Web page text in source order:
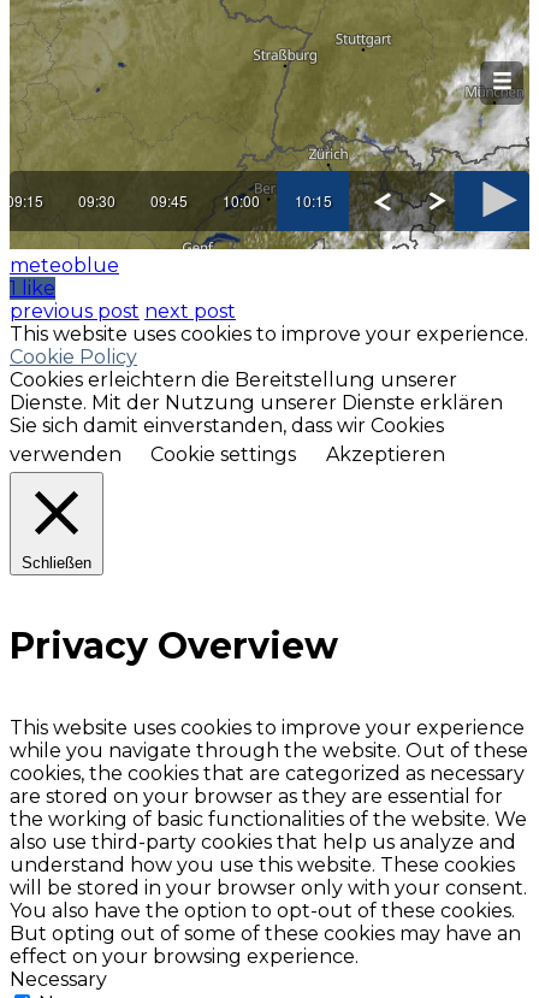
meteoblue
1 like
previous post next post
This website uses cookies to improve your experience.
Cookie Policy
Cookies erleichtern die Bereitstellung unserer
Dienste. Mit der Nutzung unserer Dienste erklären
Sie sich damit einverstanden, dass wir Cookies
verwenden
Cookie settings Akzeptieren
Schließen
Privacy Overview
This website uses cookies to improve your experience
while you navigate through the website. Out of these
cookies, the cookies that are categorized as necessary
are stored on your browser as they are essential for
the working of basic functionalities of the website. We
also use third-party cookies that help us analyze and
understand how you use this website. These cookies
will be stored in your browser only with your consent.
You also have the option to opt-out of these cookies.
But opting out of some of these cookies may have an
effect on your browsing experience.
Necessary